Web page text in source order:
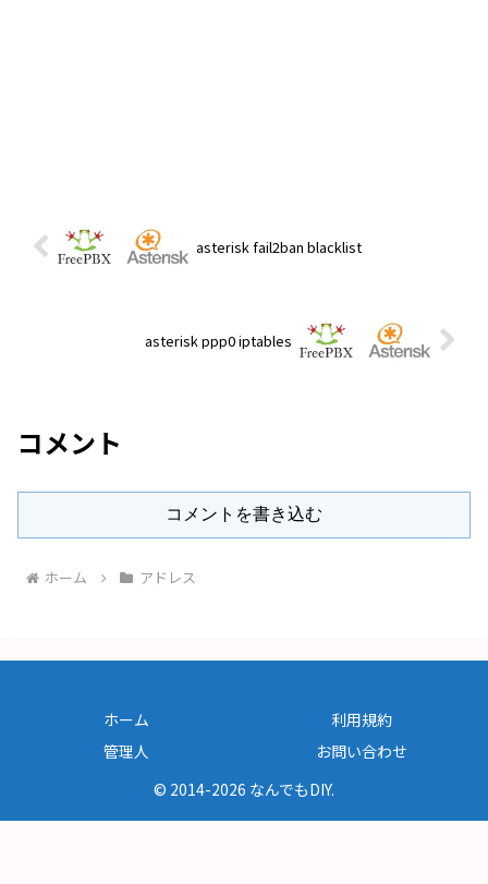
asterisk fail2ban blacklist
asterisk ppp0 iptables
コメント
コメントを書き込む
ホーム アドレス
ホーム
利用規約
管理人
お問い合わせ
© 2014-2026 なんでもDIY.